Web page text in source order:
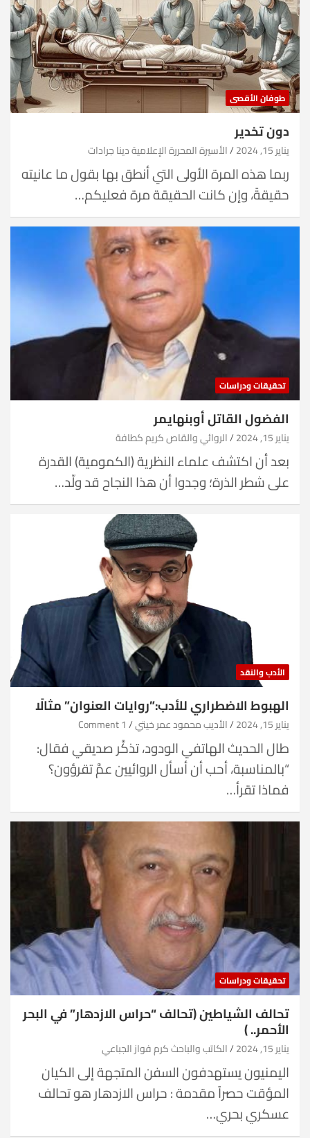
طوفان الأقصى
دون تخدير
يناير 15, 2024 الأسيرة المحررة الإعلامية دينا جرادات
ربما هذه المرة الأولى التي أنطق بها بقول ما عانيته
حقيقةً، وإن كانت الحقيقة مرة فعليكم…
تحقيقات ودراسات
الفضول القاتل أوبنهايمر
يناير 15, 2024 الروائي والقاص كريم كطافة
بعد أن اكتشف علماء النظرية (الكمومية) القدرة
على شطر الذرة؛ وجدوا أن هذا النجاح قد ولّد…
الأدب والنقد
الهبوط الاضطراري للأدب:”روايات العنوان” مثالًا
يناير 15, 2024 الأديب محمود عمر خيتي 1 Comment
طال الحديث الهاتفي الودود، تذكَّر صديقي فقال:
“بالمناسبة، أحب أن أسأل الروائيين عمَّ تقرؤون؟
فماذا تقرأ…
تحقيقات ودراسات
تحالف الشياطين (تحالف “حراس الازدهار” في البحر
الأحمر.. )
يناير 15, 2024 الكاتب والباحث كرم فواز الجباعي
اليمنيون يستهدفون السفن المتجهة إلى الكيان
المؤقت حصراً مقدمة : حراس الازدهار هو تحالف
عسكري بحري…